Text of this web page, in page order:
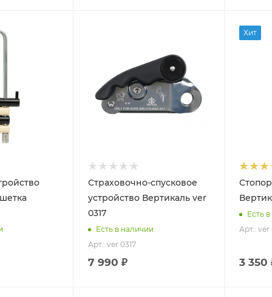
Страховочно-спусковое
устройство Вертикаль ver
0317
Есть в наличии
Арт.: ver 0317
7 990 ₽
Хит
Есть
Арт.: ver
3 350